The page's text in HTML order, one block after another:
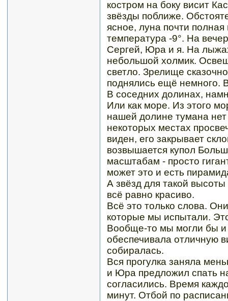
костром на боку висит
звёзды поближе.
ясное, луна почти
температура -9°. На
Сергей, Юра и я. На
небольшой холмик.
светло. Зрелище
поднялись ещё
В соседних долинах,
Или как море. Из этого
нашей долине тумана нет
некоторых местах
виден, его закрывает
возвышается купол
масштабам - просто
может это и есть
А звёзд для такой
всё равно красиво.
Всё это только слова.
которые мы испытали.
Вообще-то мы могли бы и
обеспечивала отличную
собиралась.
Вся прогулка заняла
и Юра предложил спать
согласились. Время
минут. Отбой по